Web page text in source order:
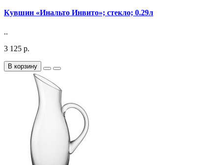
Кувшин «Инальто Инвито»; стекло; 0.29л
..
3 125 р.
В корзину